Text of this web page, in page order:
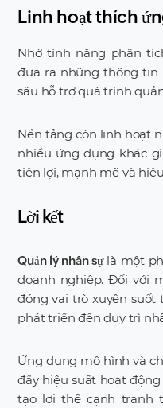
Linh hoạt thích
Nhờ tính năng phân
đưa ra những thông tin
sâu hỗ trợ quá trình
Nền tảng còn linh hoạt
nhiều ứng dụng khác
tiện lợi, mạnh mẽ và
Lời kết
Quản lý nhân sựlà một
doanh nghiệp. Đối với
đóng vai trò xuyên suốt
phát triển đến duy trì
Ứng dụng mô hình và
đẩy hiệu suất hoạt
tạo lợi thế cạnh tranh